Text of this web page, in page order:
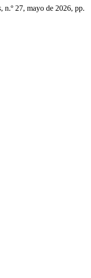
, n.º 27, mayo de 2026, pp.